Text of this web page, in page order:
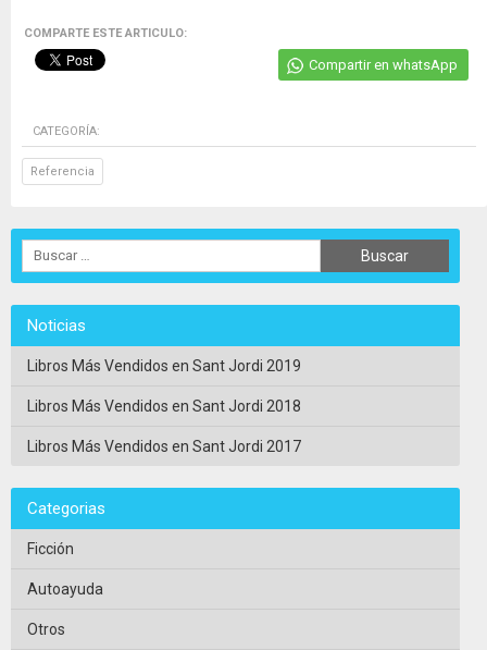
COMPARTE ESTE ARTICULO:
Compartir en whatsApp
CATEGORÍA:
Referencia
Noticias
Libros Más Vendidos en Sant Jordi 2019
Libros Más Vendidos en Sant Jordi 2018
Libros Más Vendidos en Sant Jordi 2017
Categorias
Ficción
Autoayuda
Otros